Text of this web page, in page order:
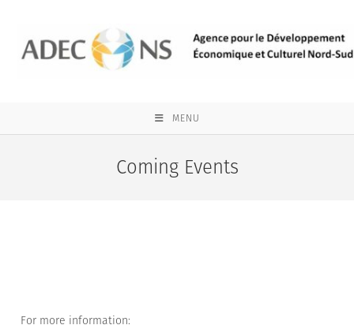
content
MENU
Coming Events
For more information: